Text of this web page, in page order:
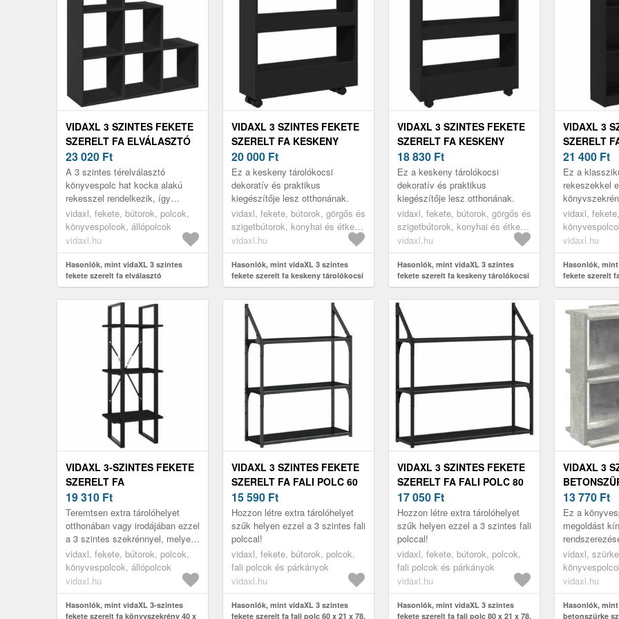
VIDAXL 3 SZINTES FEKETE
SZERELT FA ELVÁLASZTÓ
KÖNYVESPOLC 99X29X99
CM
23 020 Ft
A 3 szintes térelválasztó
könyvespolc hat kocka alakú
rekesszel rendelkezik, így
tökéletes a környezet stílusos
elrendezéséhez !
vidaxl, fekete, bútorok, polcok,
könyvespolcok, állópolcok
vidaxl.hu
Hasonlók, mint vidaXL 3 szintes
fekete szerelt fa elválasztó
könyvespolc 99x29x99 cm
VIDAXL 3 SZINTES FEKETE
SZERELT FA KESKENY
TÁROLÓKOCSI
20 000 Ft
Ez a keskeny tárolókocsi
dekoratív és praktikus
kiegészítője lesz otthonának.
vidaxl, fekete, bútorok, görgős és
szigetbútorok, konyhai és étkező
tálalókocsik
vidaxl.hu
Hasonlók, mint vidaXL 3 szintes
fekete szerelt fa keskeny tárolókocsi
VIDAXL 3 SZINTES FEKETE
SZERELT FA KESKENY
TÁROLÓKOCSI
18 830 Ft
Ez a keskeny tárolókocsi
dekoratív és praktikus
kiegészítője lesz otthonának.
vidaxl, fekete, bútorok, görgős és
szigetbútorok, konyhai és étkező
tálalókocsik
vidaxl.hu
Hasonlók, mint vidaXL 3 szintes
fekete szerelt fa keskeny tárolókocsi
VIDAXL 3
SZERELT
109 CM
21 400 Ft
Ez a
rekeszekkel
és praktikus
vidaxl,
vidaxl.hu
Hasonlók,
fekete szerelt
24 x 109 cm
VIDAXL 3-SZINTES FEKETE
SZERELT FA
KÖNYVSZEKRÉNY 40 X 30 X
105 CM
19 310 Ft
Teremtsen extra tárolóhelyet
otthonában vagy irodájában ezzel
a 3 szintes szekrénnyel, melyen
minden kincse elfér majd!
vidaxl, fekete, bútorok, polcok,
könyvespolcok, állópolcok
vidaxl.hu
Hasonlók, mint vidaXL 3-szintes
fekete szerelt fa könyvszekrény 40 x
VIDAXL 3 SZINTES FEKETE
SZERELT FA FALI POLC 60
X 21 X 78, 5 CM
15 590 Ft
Hozzon létre extra tárolóhelyet
szűk helyen ezzel a 3 szintes fali
polccal!
vidaxl, fekete, bútorok, polcok,
fali polcok és párkányok
vidaxl.hu
Hasonlók, mint vidaXL 3 szintes
fekete szerelt fa fali polc 60 x 21 x 78,
VIDAXL 3 SZINTES FEKETE
SZERELT FA FALI POLC 80
X 21 X 78, 5 CM
17 050 Ft
Hozzon létre extra tárolóhelyet
szűk helyen ezzel a 3 szintes fali
polccal!
vidaxl, fekete, bútorok, polcok,
fali polcok és párkányok
vidaxl.hu
Hasonlók, mint vidaXL 3 szintes
fekete szerelt fa fali polc 80 x 21 x 78,
VIDAXL 3
FA
60X30X60
13 770 Ft
Ez a
megoldást
stílusos és
kiegészítője
vidaxl,
vidaxl.hu
Hasonlók,
betonszürke